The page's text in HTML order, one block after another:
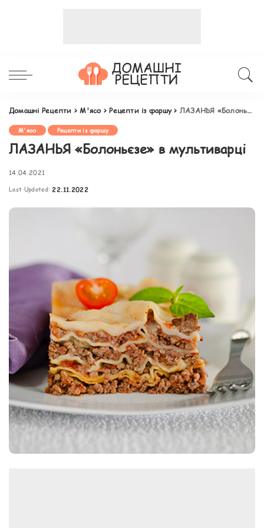
Домашні Рецепти >М'ясо>Рецепти із фаршу> ЛАЗАНЬЯ «Болоньєзе» в мультиварці
М'ясо Рецепти із фаршу
ЛАЗАНЬЯ «Болоньєзе» в мультиварці
14.04.2021
Last Updated: 22.11.2022